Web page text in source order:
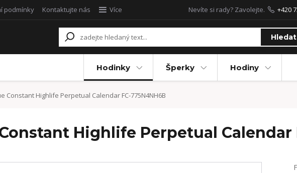
podmínky Kontaktujte nás Více
Hledat
Nevíte si rady? Zavolejte. +420
Hodinky Šperky Hodiny
Constant Highlife Perpetual Calendar FC-775N4NH6B
Highlife Perpetual Calendar